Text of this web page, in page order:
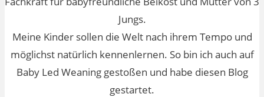
Jungs.
Meine Kinder sollen die Welt nach ihrem Tempo und
möglichst natürlich kennenlernen. So bin ich auch auf
Baby Led Weaning gestoßen und habe diesen Blog
gestartet.